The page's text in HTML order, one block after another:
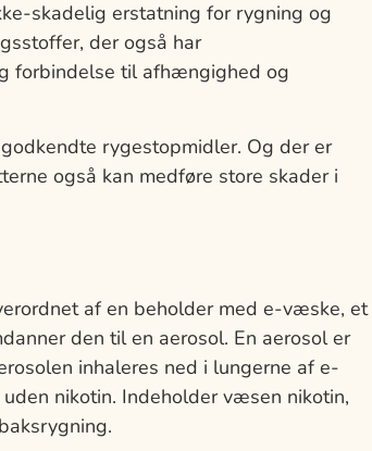
skadelig erstatning for rygning og
der også har
forbindelse til afhængighed og
rygestopmidler. Og der er
også kan medføre store skader i
af en beholder med e-væske, et
den til en aerosol. En aerosol er
inhaleres ned i lungerne af e-
nikotin. Indeholder væsen nikotin,